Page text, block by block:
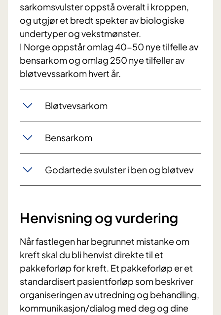
sarkomsvulster oppstå overalt i kroppen,
og utgjør et bredt spekter av biologiske
undertyper og vekstmønster.
I Norge oppstår omlag 40-50 nye tilfelle av
bensarkom og omlag 250 nye tilfeller av
bløtvevssarkom hvert år.
Bløtvevsarkom
Bensarkom
Godartede svulster i ben og bløtvev
Henvisning og vurdering
Når fastlegen har begrunnet mistanke om
kreft skal du bli henvist direkte til et
pakkeforløp for kreft. Et pakkeforløp er et
standardisert pasientforløp som beskriver
organiseringen av utredning og behandling,
kommunikasjon/dialog med deg og dine